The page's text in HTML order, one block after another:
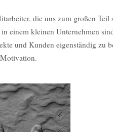
die uns zum großen
einem kleinen Unternehmen
und Kunden eigenständig zu